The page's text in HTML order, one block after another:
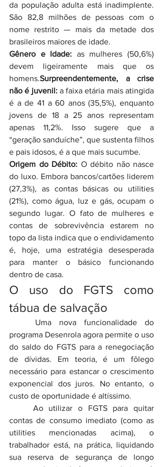
da população adulta está inadimplente.
São 82,8 milhões de pessoas com o
nome restrito — mais da metade dos
brasileiros maiores de idade.
Gênero e Idade: as mulheres (50,6%)
devem ligeiramente mais que os
homens.Surpreendentemente, a crise
não é juvenil: a faixa etária mais atingida
é a de 41 a 60 anos (35,5%), enquanto
jovens de 18 a 25 anos representam
apenas 11,2%. Isso sugere que a
“geração sanduíche”, que sustenta filhos
e pais idosos, é a que mais sucumbe.
Origem do Débito: O débito não nasce
do luxo. Embora bancos/cartões liderem
(27,3%), as contas básicas ou utilities
(21%), como água, luz e gás, ocupam o
segundo lugar. O fato de mulheres e
contas de sobrevivência estarem no
topo da lista indica que o endividamento
é, hoje, uma estratégia desesperada
para manter o básico funcionando
dentro de casa.
O uso do FGTS como
tábua de salvação
programa Desenrola agora permite o uso
do saldo do FGTS para a renegociação
de dívidas. Em teoria, é um fôlego
necessário para estancar o crescimento
exponencial dos juros. No entanto, o
custo de oportunidade é altíssimo.
Ao utilizar o FGTS para quitar
contas de consumo imediato (como as
utilities mencionadas acima), o
trabalhador está, na prática, liquidando
sua reserva de segurança de longo